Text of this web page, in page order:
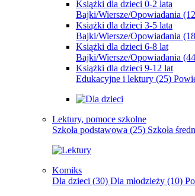
Książki dla dzieci 0-2 lata
Bajki/Wiersze/Opowiadania
Książki dla dzieci 3-5 lata
Bajki/Wiersze/Opowiadania
Książki dla dzieci 6-8 lat
Bajki/Wiersze/Opowiadania
Książki dla dzieci 9-12 lat
Edukacyjne i lektury (25)
Lektury, pomoce szkolne
Szkoła podstawowa (25) Szkoła
Komiks
Dla dzieci (30) Dla młodzieży (10)